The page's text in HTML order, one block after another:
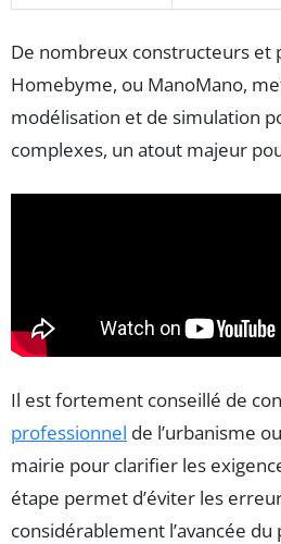
De nombreux constructeurs
Homebyme, ou ManoMano,
modélisation et de simulation
complexes, un atout majeur
Il est fortement conseillé de
professionnel de l’urbanisme
mairie pour clarifier les
étape permet d’éviter les
considérablement l’avancée du